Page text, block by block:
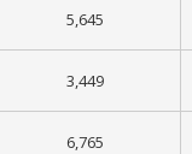
5,645
3,449
6,765